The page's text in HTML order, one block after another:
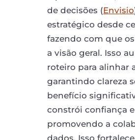
de decisões (Envisio
estratégico desde
fazendo com que
a visão geral. Isso
roteiro para alinhar
garantindo clareza
benefício
constrói confiança
promovendo a
dados. Isso